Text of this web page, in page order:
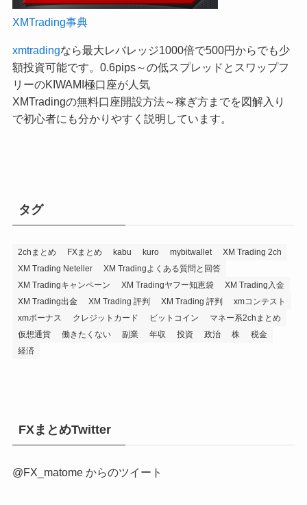
XMTrading事典
xmtradingなら最大レバレッジ1000倍で500円からでも少
額投資可能です。0.6pips～の低スプレッドとスワップフ
リーのKIWAMI極口座が人気
XMTradingの無料口座開設方法～稼ぎ方までを図解入り
で初心者にも分かりやすく説明しています。
タグ
2chまとめ FXまとめ kabu kuro mybitwallet
XM Trading 2ch
XM Trading Neteller
XM Tradingよくある質問と回答
XM Tradingキャンペーン
XM Tradingヤフー知恵袋
XM Trading入金
XM Trading出金
XM Trading 評判 XM Trading 評判
xmコンテスト
xmボーナス
クレジットカード ビットコイン
マネー系2chまとめ
仮想通貨
働きたくない 副業 年収 投資 政治 株
税金
経済
FXまとめTwitter
@FX_matome からのツイート